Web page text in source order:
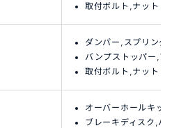
取付ボルト,ナット
ダンパー,スプリング
バンプストッパー,
取付ボルト,ナット
オーバーホールキッ
ブレーキディスク,パ